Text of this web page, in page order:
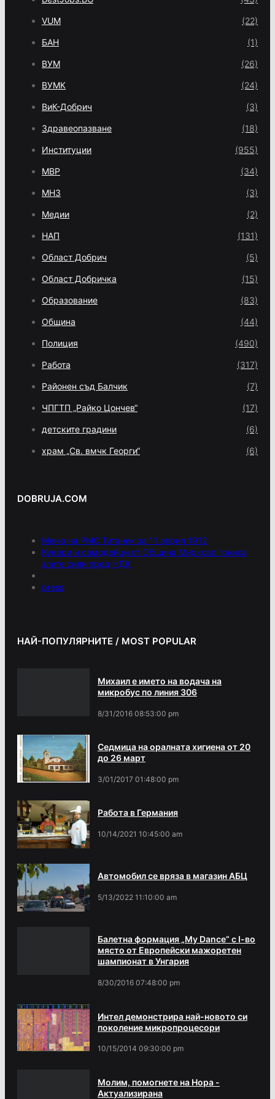
VUM (22)
БАН (1)
ВУМ (26)
ВУМК (24)
ВиК-Добрич (3)
Здравеопазване (18)
Институции (955)
МВР (34)
МНЗ (3)
Медии (2)
НАП (131)
Област Добрич (5)
Област Добричка (15)
Образование (83)
Община (44)
Полиция (490)
Работа (317)
Районен съд Балчик (7)
ЧПГТП „Райко Цончев“ (17)
детските градини (6)
храм „Св. вмчк Георги“ (6)
DOBRUJA.COM
Меню на РМС Титаник за 11 април 1912
Кукери и самодейци от Община Мирково гониха
злите сили пред НДК
press
НАЙ-ПОПУЛЯРНИТЕ / MOST POPULAR
Михаил е името на водача на
микробус по линия 306
8/31/2016 08:53:00 pm
Седмица на оралната хигиена от 20
до 26 март
3/01/2017 01:48:00 pm
Работа в Германия
10/14/2021 10:45:00 am
Автомобил се вряза в магазин АБЦ
5/13/2022 11:10:00 am
Балетна формация „My Dance” с І-во
място от Европейски мажоретен
шампионат в Унгария
8/30/2016 07:48:00 pm
Интел демонстрира най-новото си
поколение микропроцесори
10/15/2014 09:30:00 pm
Молим, помогнете на Нора -
Актуализирана